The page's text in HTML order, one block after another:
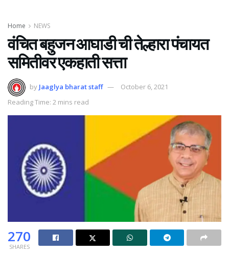
Home NEWS
वंचित बहुजन आघाडी ची तेल्हारा पंचायत
समितीवर एकहाती सत्ता
by Jaaglya bharat staff
October 6, 2021
Reading Time: 2 mins read
270
SHARES